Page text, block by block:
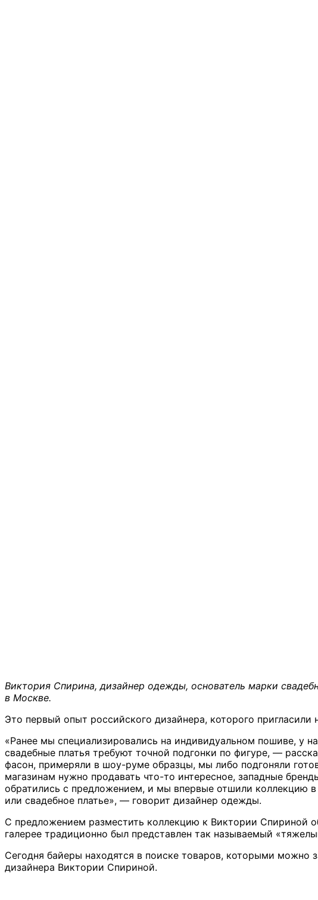
Виктория Спирина, дизайнер одежды, основатель марки
в Москве.
Это первый опыт российского дизайнера, которого
«Ранее мы специализировались на индивидуальном пошиве, у
свадебные платья требуют точной подгонки по фигуре, —
фасон, примеряли в шоу-руме образцы, мы либо подгоняли
магазинам нужно продавать что-то интересное, западные
обратились с предложением, и мы впервые отшили коллекцию в
или свадебное платье», — говорит дизайнер одежды.
С предложением разместить коллекцию к Виктории Спириной
галерее традиционно был представлен так называемый
Сегодня байеры находятся в поиске товаров, которыми можно
дизайнера Виктории Спириной.